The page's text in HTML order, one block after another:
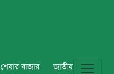
শেয়ার বাজার জাতীয় বিশ্ব